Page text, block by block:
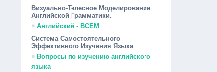
Визуально-Телесное Моделирование
Английской Грамматики.
Английский - ВСЕМ
Система Самостоятельного
Эффективного Изучения Языка
Вопросы по изучению английского
языка